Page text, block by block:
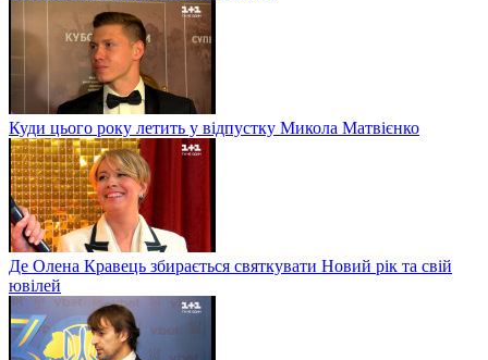
Куди цього року летить у відпустку Микола Матвієнко
Де Олена Кравець збирається святкувати Новий рік та свій
ювілей